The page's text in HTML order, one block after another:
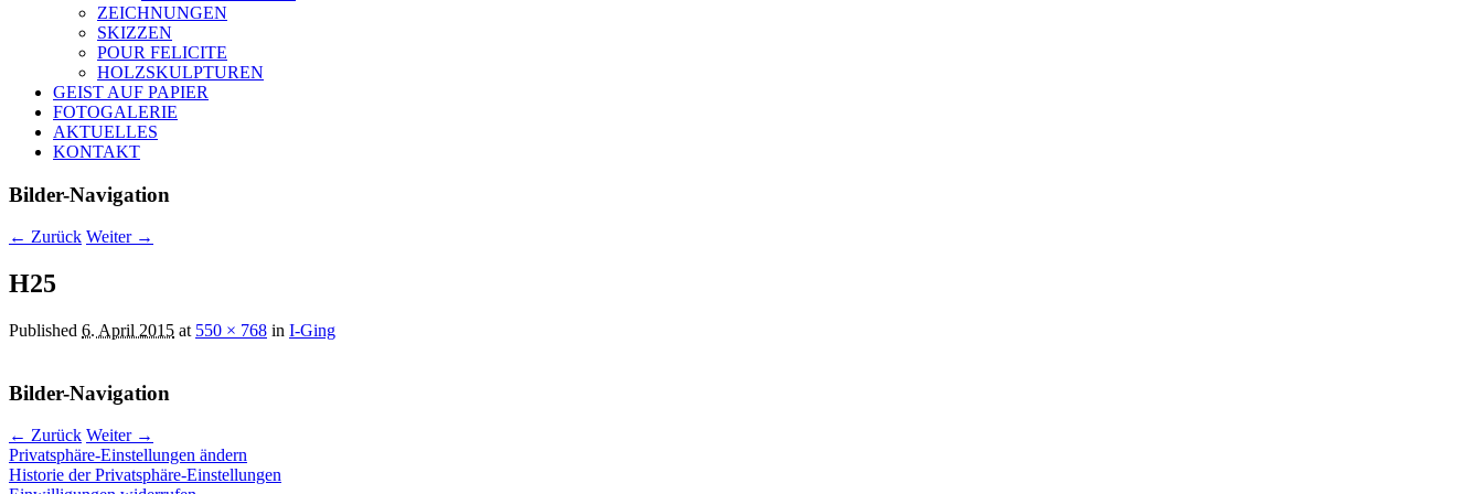
ZEICHNUNGEN
SKIZZEN
POUR FELICITE
HOLZSKULPTUREN
GEIST AUF PAPIER
FOTOGALERIE
AKTUELLES
KONTAKT
Bilder-Navigation
← Zurück Weiter →
H25
Published 6. April 2015 at 550 × 768 in I-Ging
Bilder-Navigation
← Zurück Weiter →
Privatsphäre-Einstellungen ändern
Historie der Privatsphäre-Einstellungen